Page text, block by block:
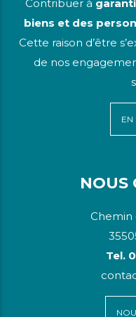
Contribuer à
biens et des
Cette raison d’être
de nos
EN
NOUS
Chemin
Tel.